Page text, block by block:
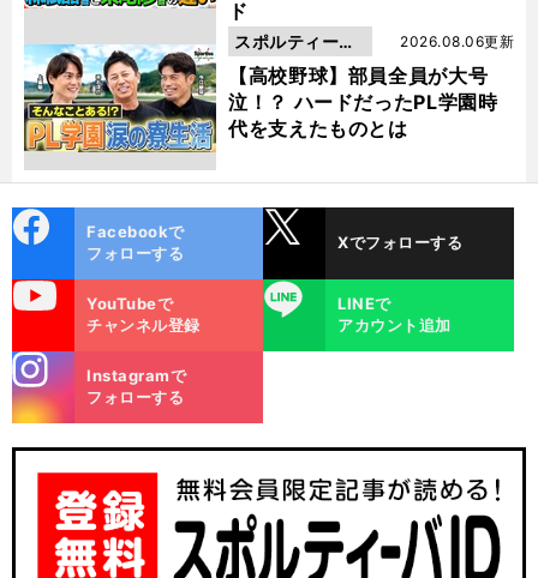
ド
【高校野球】部員全員が大号
泣！？ ハードだったPL学園時
代を支えたものとは
2026.08.06更新
スポルティーバ
動画
ok
Facebookで
フォローする
Xでフォローする
YouTubeで
チャンネル登録
LINE
LINEで
アカウント追加
m
Instagramで
フォローする